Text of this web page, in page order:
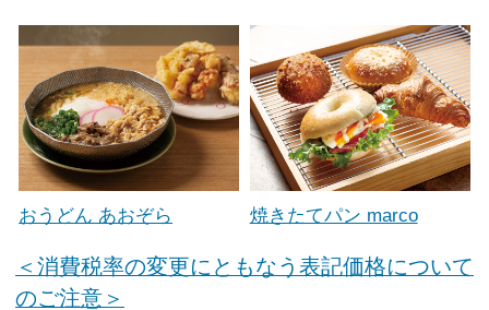
おうどん あおぞら 焼きたてパン marco
＜消費税率の変更にともなう表記価格について
のご注意＞